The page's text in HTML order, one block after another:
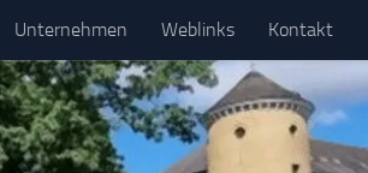
Unternehmen Weblinks Kontakt